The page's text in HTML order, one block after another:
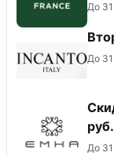
До
До
руб.
До